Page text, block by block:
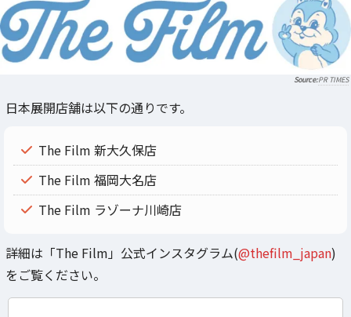
PR TIMES
日本展開店舗は以下の通りです。
The Film 新大久保店
The Film 福岡大名店
The Film ラゾーナ川崎店
詳細は「The Film」公式インスタグラム(@thefilm_japan)
をご覧ください。